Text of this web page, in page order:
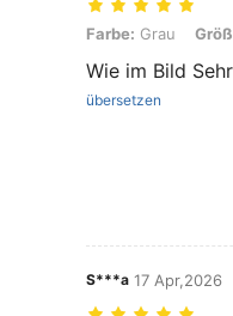
Farbe: Grau, Größe:
Farbe: Grau
Wie im Bild
übersetzen
S***a 17 Apr,2026